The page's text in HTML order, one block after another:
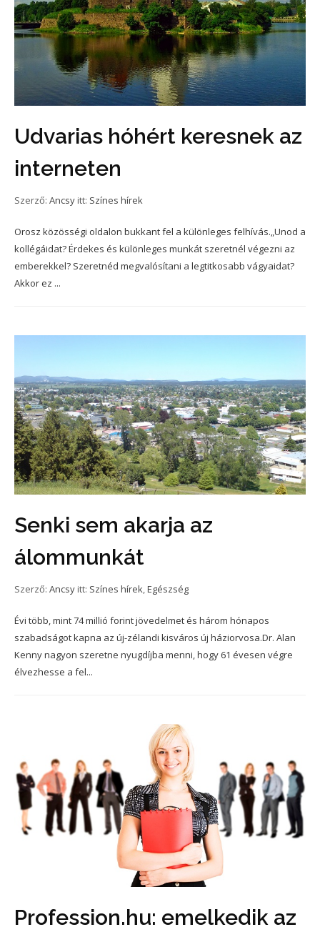
Udvarias hóhért keresnek az
interneten
Szerző: Ancsy itt: Színes hírek
Orosz közösségi oldalon bukkant fel a különleges felhívás.„Unod a
kollégáidat? Érdekes és különleges munkát szeretnél végezni az
emberekkel? Szeretnéd megvalósítani a legtitkosabb vágyaidat?
Akkor ez ...
Senki sem akarja az
álommunkát
Szerző: Ancsy itt: Színes hírek,Egészség
Évi több, mint 74 millió forint jövedelmet és három hónapos
szabadságot kapna az új-zélandi kisváros új háziorvosa.Dr. Alan
Kenny nagyon szeretne nyugdíjba menni, hogy 61 évesen végre
élvezhesse a fel...
Profession.hu: emelkedik az